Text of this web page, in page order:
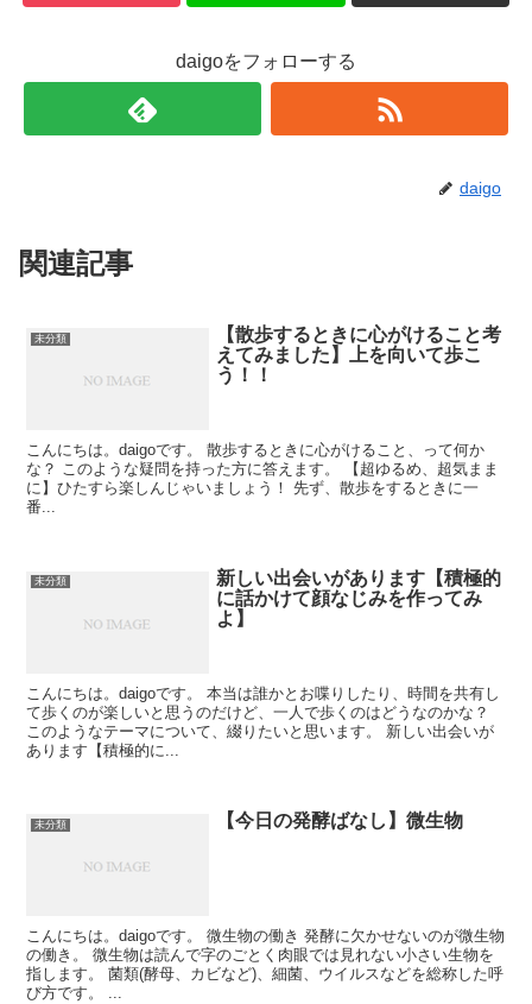
daigoをフォローする
daigo
関連記事
未分類
【散歩するときに心がけること考
えてみました】上を向いて歩こ
う！！
こんにちは。daigoです。 散歩するときに心がけること、って何か
な？ このような疑問を持った方に答えます。 【超ゆるめ、超気まま
に】ひたすら楽しんじゃいましょう！ 先ず、散歩をするときに一
番...
未分類
新しい出会いがあります【積極的
に話かけて顔なじみを作ってみ
よ】
こんにちは。daigoです。 本当は誰かとお喋りしたり、時間を共有し
て歩くのが楽しいと思うのだけど、一人で歩くのはどうなのかな？
このようなテーマについて、綴りたいと思います。 新しい出会いが
あります【積極的に...
未分類 【今日の発酵ばなし】微生物
こんにちは。daigoです。 微生物の働き 発酵に欠かせないのが微生物
の働き。 微生物は読んで字のごとく肉眼では見れない小さい生物を
指します。 菌類(酵母、カビなど)、細菌、ウイルスなどを総称した呼
び方です。 ...